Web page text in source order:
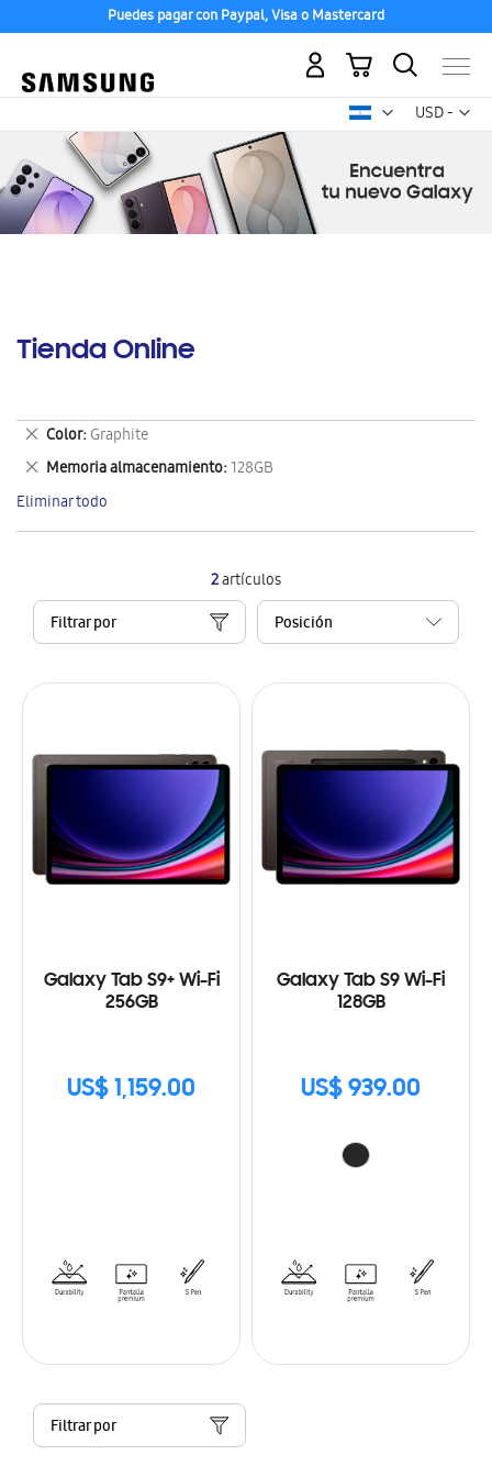
Puedes pagar con Paypal, Visa o Mastercard
USD -
dólar
Mi carrito
Tienda Online
2artículos
Filtrar por
Galaxy Tab S9+ Wi-Fi
256GB
US$ 1,159.00
Galaxy Tab S9 Wi-Fi
128GB
US$ 939.00
Filtrar por
Color Graphite
Eliminar
este
artículo
Memoria almacenamiento 128GB
Eliminar
este
artículo
Eliminar todo